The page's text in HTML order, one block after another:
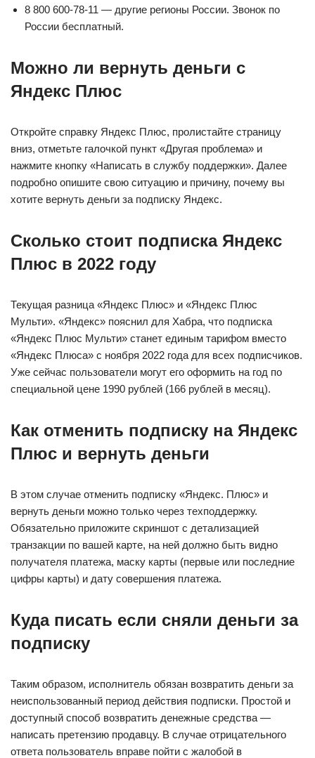
8 800 600-78-11 — другие регионы России. Звонок по
России бесплатный.
Можно ли вернуть деньги с
Яндекс Плюс
Откройте справку Яндекс Плюс, пролистайте страницу
вниз, отметьте галочкой пункт «Другая проблема» и
нажмите кнопку «Написать в службу поддержки». Далее
подробно опишите свою ситуацию и причину, почему вы
хотите вернуть деньги за подписку Яндекс.
Сколько стоит подписка Яндекс
Плюс в 2022 году
Текущая разница «Яндекс Плюс» и «Яндекс Плюс
Мульти». «Яндекс» пояснил для Хабра, что подписка
«Яндекс Плюс Мульти» станет единым тарифом вместо
«Яндекс Плюса» с ноября 2022 года для всех подписчиков.
Уже сейчас пользователи могут его оформить на год по
специальной цене 1990 рублей (166 рублей в месяц).
Как отменить подписку на Яндекс
Плюс и вернуть деньги
В этом случае отменить подписку «Яндекс. Плюс» и
вернуть деньги можно только через техподдержку.
Обязательно приложите скриншот с детализацией
транзакции по вашей карте, на ней должно быть видно
получателя платежа, маску карты (первые или последние
цифры карты) и дату совершения платежа.
Куда писать если сняли деньги за
подписку
Таким образом, исполнитель обязан возвратить деньги за
неиспользованный период действия подписки. Простой и
доступный способ возвратить денежные средства —
написать претензию продавцу. В случае отрицательного
ответа пользователь вправе пойти с жалобой в